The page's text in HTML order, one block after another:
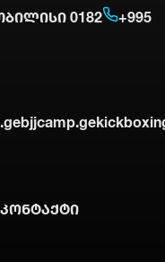
0182 +995
bjjcamp.ge
კონტაქტი